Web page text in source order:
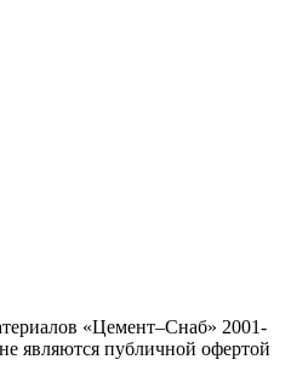
«Цемент–Снаб» 2001-
являются публичной офертой